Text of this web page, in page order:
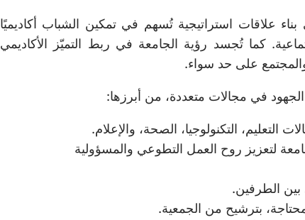
علاقات استراتيجية تُسهم في تمكين الشباب أكاديميًا
كما تُجسد رؤية الجامعة في ربط التميّز الأكاديمي
والمجتمع على حد سواء.
الجهود في مجالات متعددة، من أبرزها:
التكنولوجيا، الصحة، والإعلام.
لتعزيز روح العمل التطوعي والمسؤولية
بين الطرفين.
بترشيح من الجمعية.